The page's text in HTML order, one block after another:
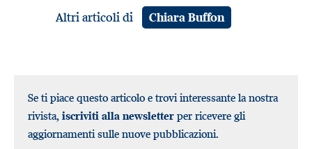
Altri articoli di Chiara Buffon
Se ti piace questo articolo e trovi interessante la nostra
rivista, iscriviti alla newsletter per ricevere gli
aggiornamenti sulle nuove pubblicazioni.